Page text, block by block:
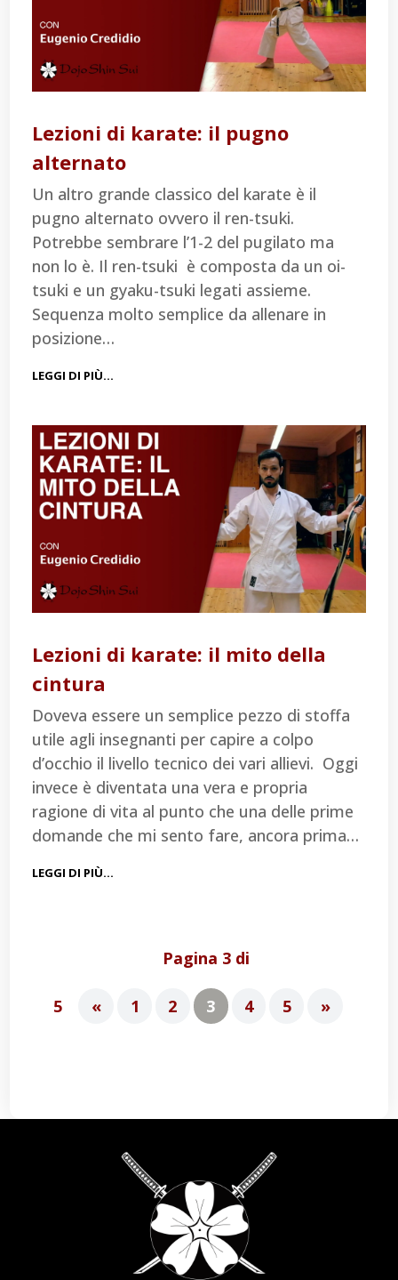
Lezioni di karate: il pugno
alternato
Un altro grande classico del karate è il
pugno alternato ovvero il ren-tsuki.
Potrebbe sembrare l’1-2 del pugilato ma
non lo è. Il ren-tsuki è composta da un oi-
tsuki e un gyaku-tsuki legati assieme.
Sequenza molto semplice da allenare in
posizione…
LEGGI DI PIÙ…
Lezioni di karate: il mito della
cintura
Doveva essere un semplice pezzo di stoffa
utile agli insegnanti per capire a colpo
d’occhio il livello tecnico dei vari allievi. Oggi
invece è diventata una vera e propria
ragione di vita al punto che una delle prime
domande che mi sento fare, ancora prima…
LEGGI DI PIÙ…
Pagina 3 di
5 « 1 2 3 4 5 »